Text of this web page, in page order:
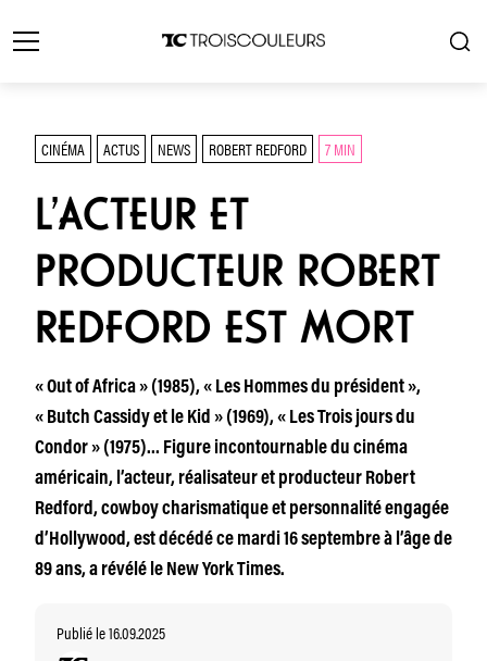
CINÉMA ACTUS NEWS ROBERT REDFORD 7 MIN
L’ACTEUR ET
PRODUCTEUR ROBERT
REDFORD EST MORT
« Out of Africa » (1985), « Les Hommes du président »,
« Butch Cassidy et le Kid » (1969), « Les Trois jours du
Condor » (1975)… Figure incontournable du cinéma
américain, l’acteur, réalisateur et producteur Robert
Redford, cowboy charismatique et personnalité engagée
d’Hollywood, est décédé ce mardi 16 septembre à l’âge de
89 ans, a révélé le New York Times.
Publié le 16.09.2025